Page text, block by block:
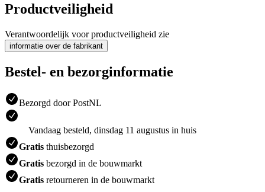
Productveiligheid
Verantwoordelijk voor productveiligheid zie
informatie over de fabrikant
Bestel- en bezorginformatie
Bezorgd door PostNL
Vandaag besteld, dinsdag 11 augustus in huis
Gratis thuisbezorgd
Gratis bezorgd in de bouwmarkt
Gratis retourneren in de bouwmarkt